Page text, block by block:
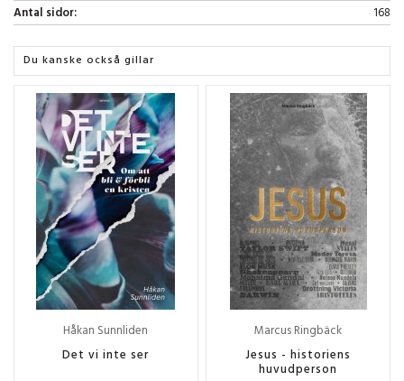
Antal sidor:
168
Du kanske också gillar
Håkan Sunnliden
Det vi inte ser
Marcus Ringbäck
Jesus - historiens
huvudperson